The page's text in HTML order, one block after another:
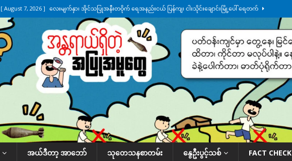
[ August 7, 2026 ] လေးမျက်နှာ၊ အိုင်သပြုအနီးတဝိုက် ရေအနည်းငယ် ပြန်ကျ၊ ငါးသိုင်းချောင်းမြို့ပေါ် ရေတက်
ဒေသအလိုက် သတင်းကဏ္ဍ
[ August 7, 2026 ] ရန်ကုန်မြစ်အတွင်း ထူးကဲဒီရေ အ​မြင့် ၂၁ ပေကျော်အထိ တက်မယ်လို့ သတိပေး ဒေသအလိုက်
သတင်းကဏ္ဍ
[ August 7, 2026 ] လွှတ်တော်ကို ရောက်လာတဲ့ ဦးမင်အောင်လှိုင်ကို ထိုင်းလွှတ်တော်အမတ် အော်ဟစ်ဆန္ဒပြ
UNCATEGORIZED
[ August 6, 2026 ] တာကျိုးပြီး ခုနှစ်ရက်မြောက်နေ့မှာ ငသိုင်းချောင်းမြို့ကို ရေစတင်ရောက်ရှိ ဒေသအလိုက် သတင်း
ကဏ္ဍ
[ August 8, 2026 ] သေနတ်ကိုင်ဆောင်မှု ဥပဒေ ပိုမိုတင်းကြပ်သွားမယ်လို့ ထိုင်းဝန်ကြီး ကတိပြု နိုင်ငံတကာရေးရာ
အယ်ဒီတာ့ အာဘော် သုတေသနစာတမ်း နွေဦးပွင့်သစ် FACT CHECK